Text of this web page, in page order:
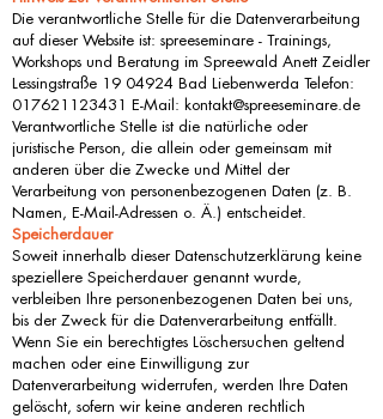
Die verantwortliche Stelle für die Datenverarbeitung
auf dieser Website ist: spreeseminare - Trainings,
Workshops und Beratung im Spreewald Anett Zeidler
Lessingstraße 19 04924 Bad Liebenwerda Telefon:
017621123431 E-Mail: kontakt@spreeseminare.de
Verantwortliche Stelle ist die natürliche oder
juristische Person, die allein oder gemeinsam mit
anderen über die Zwecke und Mittel der
Verarbeitung von personenbezogenen Daten (z. B.
Namen, E-Mail-Adressen o. Ä.) entscheidet.
Speicherdauer
Soweit innerhalb dieser Datenschutzerklärung keine
speziellere Speicherdauer genannt wurde,
verbleiben Ihre personenbezogenen Daten bei uns,
bis der Zweck für die Datenverarbeitung entfällt.
Wenn Sie ein berechtigtes Löschersuchen geltend
machen oder eine Einwilligung zur
Datenverarbeitung widerrufen, werden Ihre Daten
gelöscht, sofern wir keine anderen rechtlich